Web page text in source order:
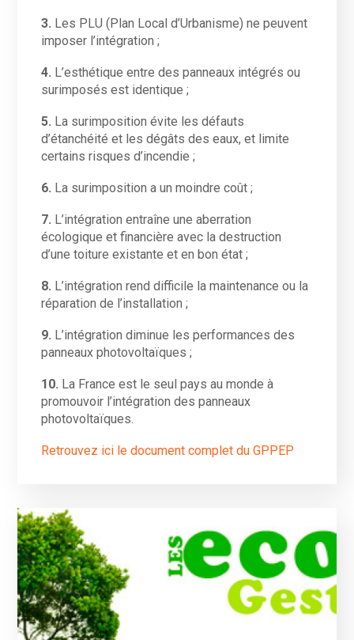
3. Les PLU (Plan Local d’Urbanisme) ne peuvent
imposer l’intégration ;
4. L’esthétique entre des panneaux intégrés ou
surimposés est identique ;
5. La surimposition évite les défauts
d’étanchéité et les dégâts des eaux, et limite
certains risques d’incendie ;
6. La surimposition a un moindre coût ;
7. L’intégration entraîne une aberration
écologique et financière avec la destruction
d’une toiture existante et en bon état ;
8. L’intégration rend difficile la maintenance ou la
réparation de l’installation ;
9. L’intégration diminue les performances des
panneaux photovoltaïques ;
10. La France est le seul pays au monde à
promouvoir l’intégration des panneaux
photovoltaïques.
Retrouvez ici le document complet du GPPEP